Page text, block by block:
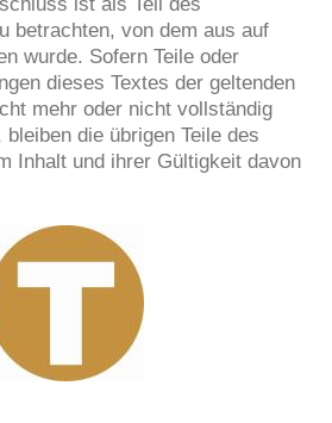
betrachten, von dem aus auf
wurde. Sofern Teile oder
dieses Textes der geltenden
mehr oder nicht vollständig
die übrigen Teile des
Inhalt und ihrer Gültigkeit davon